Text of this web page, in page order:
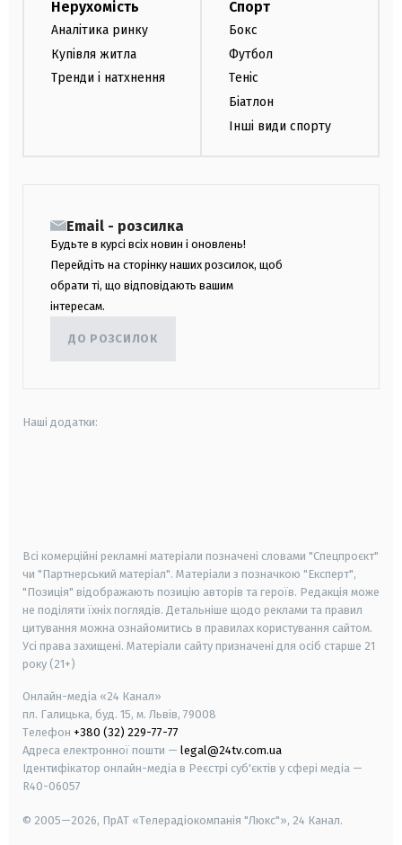
Нерухомість
Аналітика ринку
Купівля житла
Тренди і натхнення
Спорт
Бокс
Футбол
Теніс
Біатлон
Інші види спорту
Email - розсилка
Будьте в курсі всіх новин і оновлень!
Перейдіть на сторінку наших розсилок, щоб
обрати ті, що відповідають вашим
інтересам.
ДО РОЗСИЛОК
Наші додатки:
Всі комерційні рекламні матеріали позначені словами "Спецпроєкт"
чи "Партнерський матеріал". Матеріали з позначкою "Експерт",
"Позиція" відображають позицію авторів та героїв. Редакція може
не поділяти їхніх поглядів. Детальніше щодо реклами та правил
цитування можна ознайомитись в правилах користування сайтом.
Усі права захищені. Матеріали сайту призначені для осіб старше 21
року (21+)
Онлайн-медіа «24 Канал»
пл. Галицька, буд. 15, м. Львів, 79008
Телефон +380 (32) 229-77-77
Адреса електронної пошти — legal@24tv.com.ua
Ідентифікатор онлайн-медіа в Реєстрі суб'єктів у сфері медіа —
R40-06057
© 2005—2026, ПрАТ «Телерадіокомпанія "Люкс"», 24 Канал.